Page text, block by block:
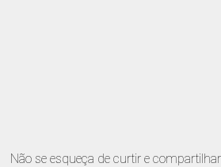
Não se esqueça de curtir e